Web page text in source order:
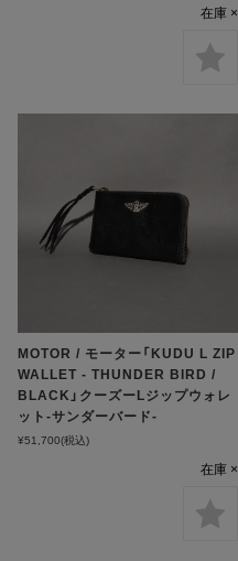
在庫 ×
MOTOR / モーター「KUDU L ZIP
WALLET - THUNDER BIRD /
BLACK」クーズーLジップウォレ
ット-サンダーバード-
¥51,700(税込)
在庫 ×